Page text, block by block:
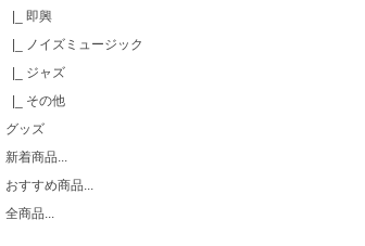
|_ 即興
|_ ノイズミュージック
|_ ジャズ
|_ その他
グッズ
新着商品...
おすすめ商品...
全商品...